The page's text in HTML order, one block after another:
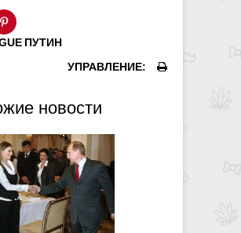
ПУТИН
УПРАВЛЕНИЕ:
новости